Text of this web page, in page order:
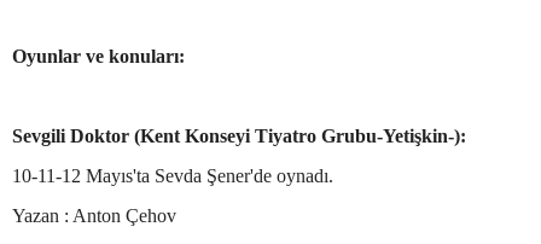
Oyunlar ve konuları:
Sevgili Doktor (Kent Konseyi Tiyatro Grubu-Yetişkin-):
10-11-12 Mayıs'ta Sevda Şener'de oynadı.
Yazan : Anton Çehov